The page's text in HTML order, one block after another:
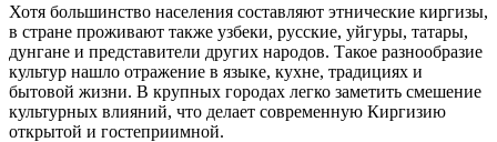
Хотя большинство населения составляют этнические киргизы,
в стране проживают также узбеки, русские, уйгуры, татары,
дунгане и представители других народов. Такое разнообразие
культур нашло отражение в языке, кухне, традициях и
бытовой жизни. В крупных городах легко заметить смешение
культурных влияний, что делает современную Киргизию
открытой и гостеприимной.